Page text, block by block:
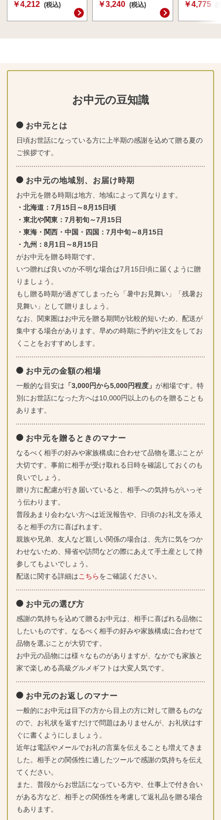
￥4,212 (税込) ￥3,240 (税込) ￥4,775
お中元の豆知識
お中元とは
日頃お世話になっている方に上半期の感謝を込めて贈る夏の
ご挨拶です。
お中元の地域別、お届け時期
お中元を贈る時期は地方、地域によって異なります。
・北海道：7月15日～8月15日頃
・東北や関東：7月初旬～7月15日
・東海・関西・中国・四国：7月中旬～8月15日
・九州：8月1日～8月15日
がお中元を贈る時期です。
いつ贈れば良いのか不明な場合は7月15日頃に届くように贈
りましょう。
もし贈る時期が過ぎてしまったら「暑中お見舞い」「残暑お
見舞い」として贈りましょう。
なお、関東圏はお中元を贈る期間が比較的短いため、配送が
集中する場合があります。早めの時期に予約や注文をしてお
くことをおすすめします。
お中元の金額の相場
一般的な目安は 「3,000円から5,000円程度」 が相場です。特
別にお世話になった方へは10,000円以上のものを贈ることも
あります。
お中元を贈るときのマナー
なるべく相手の好みや家族構成に合わせて品物を選ぶことが
大切です。事前に相手が受け取れる日時を確認しておくのも
良いでしょう。
贈り方に配慮が行き届いていると、相手への気持ちがいっそ
う伝わります。
普段あまり会わない方へは近況報告や、日頃のお礼文を添え
ると相手の方に喜ばれます。
親族や兄弟、友人など親しい関係の場合は、先方に気をつか
わせないため、帰省や訪問などの際にあえて手土産として持
参してもよいでしょう。
配送に関する詳細はこちらをご確認ください。
お中元の選び方
感謝の気持ちを込めて贈るお中元は、相手に喜ばれる品物に
したいものです。なるべく相手の好みや家族構成に合わせて
品物を選ぶことが大切です。
お中元の品物には様々なものがありますが、なかでも家族と
家で楽しめる高級グルメギフトは大変人気です。
お中元のお返しのマナー
一般的にお中元は目下の方から目上の方に対して贈るものな
ので、お礼状を返すだけで問題はありませんが、お礼状はす
ぐに書くようにしましょう。
近年は電話やメールでお礼の言葉を伝えることも増えてきま
した。相手との関係性に適したツールで感謝の気持ちを伝え
てください。
また、普段からお世話になっている方や、仕事上で付き合い
がある方など、相手との関係性を考慮して返礼品を贈る場合
もあります。